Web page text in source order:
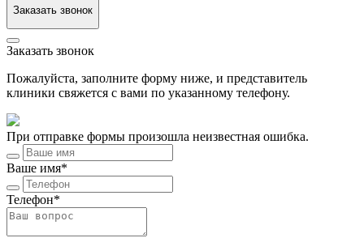
Заказать звонок
Заказать звонок
Пожалуйста, заполните форму ниже, и представитель
клиники свяжется с вами по указанному телефону.
При отправке формы произошла неизвестная ошибка.
Ваше имя*
Телефон*